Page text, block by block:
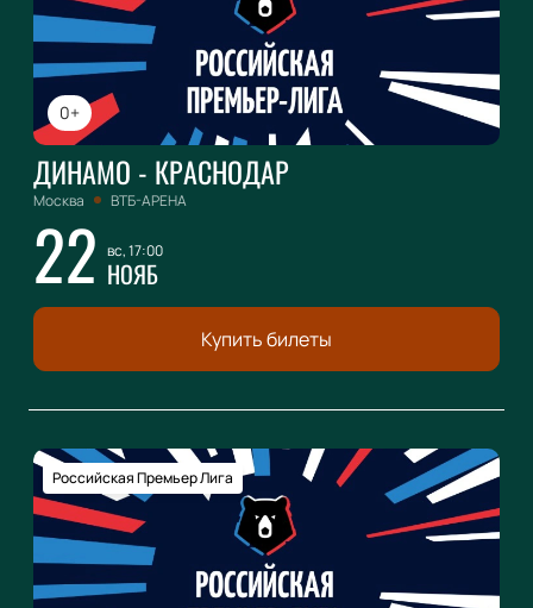
0+
ДИНАМО - КРАСНОДАР
Москва ВТБ-АРЕНА
22 вс, 17:00
НОЯБ
Купить билеты
Российская Премьер Лига